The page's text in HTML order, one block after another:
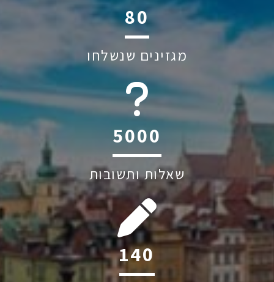
106
מגזינים שנשלחו
6045
שאלות ותשובות
186